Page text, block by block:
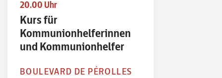
20.00 Uhr
Kurs für
Kommunionhelferinnen
und Kommunionhelfer
BOULEVARD DE PÉROLLES